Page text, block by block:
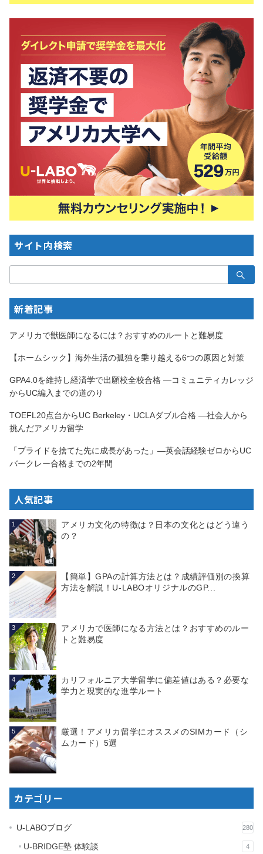
サイト内検索
索：
新着記事
アメリカで獣医師になるには？おすすめのルートと難易度
【ホームシック】海外生活の孤独を乗り越える6つの原因と対策
GPA4.0を維持し経済学で出願校全校合格 —コミュニティカレッジ
からUC編入までの道のり
TOEFL20点台からUC Berkeley・UCLAダブル合格 —社会人から
挑んだアメリカ留学
「プライドを捨てた先に成長があった」—英会話経験ゼロからUC
バークレー合格までの2年間
人気記事
1
アメリカ文化の特徴は？日本の文化とはどう違う
の？
2
【簡単】GPAの計算方法とは？成績評価別の換算
方法を解説！U-LABOオリジナルのGP...
3
アメリカで医師になる方法とは？おすすめのルー
トと難易度
4
カリフォルニア大学留学に偏差値はある？必要な
学力と現実的な進学ルート
5
厳選！アメリカ留学にオススメのSIMカード（シ
ムカード）5選
カテゴリー
U-LABOブログ 280
U-BRIDGE塾 体験談 4